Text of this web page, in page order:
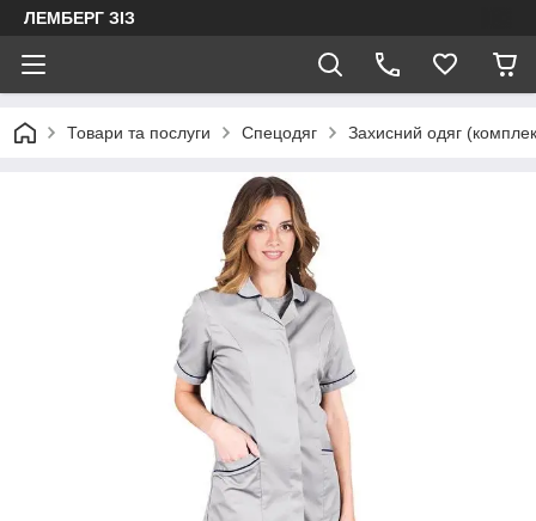
ЛЕМБЕРГ ЗІЗ
Товари та послуги Спецодяг Захисний одяг